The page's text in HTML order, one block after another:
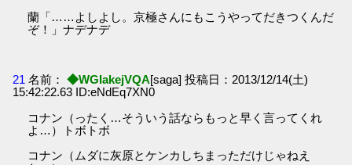
蘭「……よしよし。京極さんにもこうやってだきつくんだ
ぞ！」ナデナデ
21 名前： ◆WGIakejVQA[saga] 投稿日：2013/12/14(土)
15:42:22.63 ID:eNdEq7XN0
コナン（ったく…そういう話ならもっと早く言ってくれ
よ…）トボトボ
コナン（ムダに灰原とケンカしちまっただけじゃねえ